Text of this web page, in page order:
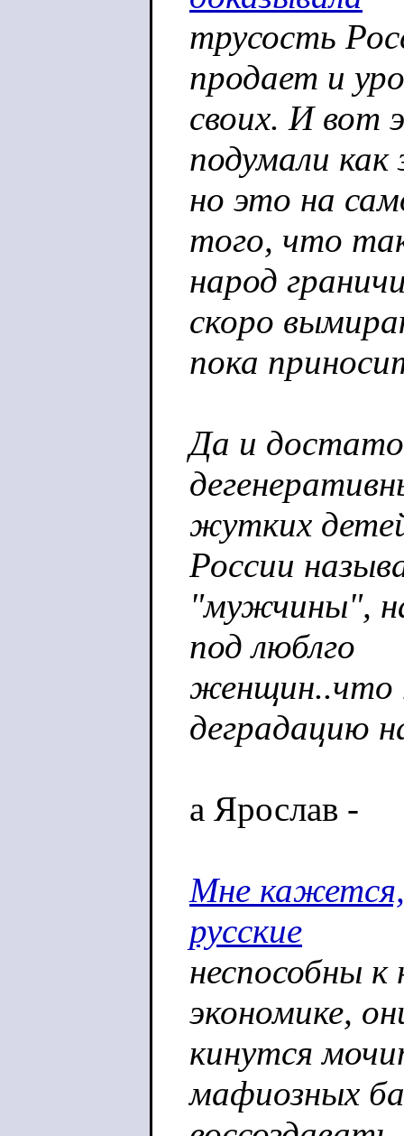
трусость
продает и
своих. И вот
подумали как
но это на
того, что
народ
скоро
пока
Да и
жутких
России
"мужчины",
под люблго
женщин..что
деградацию
а Ярослав -
Мне кажется,
русские
неспособны
экономике,
кинутся
мафиозных